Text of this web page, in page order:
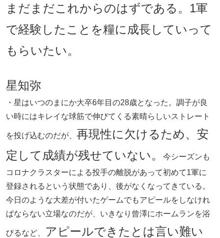
まだまだこれからのはずである。1軍
で経験したことを糧に成長していって
もらいたい。
星知弥
・星はいつのまにか大卒6年目の28歳となった。調子が良
い時にはキレイな球筋で伸びてくる素晴らしいストレート
を投げ込むのだが、 再現性に欠けるため、安
定して成績が残せていない。
今シーズンも
コロナクラスターによる投手の離脱があって初めて1軍に
登録されるという状態であり、後がなくなってきている。
今日のような大差が付いたゲームでもアピールをしなけれ
ばならない立場なのだが、いきなり曾澤にホームランを浴
びるなど、
アピールできたとは言い難い